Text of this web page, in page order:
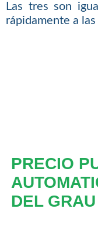
Las tres son
rápidamente a
PRECIO
DEL GRAU